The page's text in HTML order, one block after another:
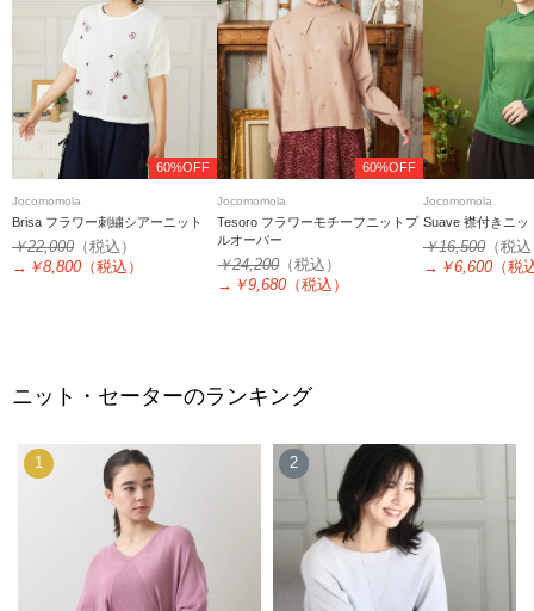
60%OFF
Jocomomola
Brisa フラワー刺繍シアーニット
￥22,000 （税込）
→ ￥8,800 （税込）
60%OFF
Jocomomola
Tesoro フラワーモチーフニットプ
ルオーバー
￥24,200（税込）
→ ￥9,680 （税込）
Jocomomola
Suave 襟付きニッ
￥16,500（税
→ ￥6,600（税
ニット・セーターのランキング
1 2